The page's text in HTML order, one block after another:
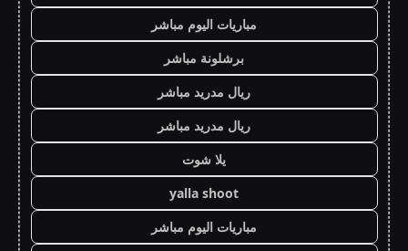
مباريات اليوم مباشر
برشلونة مباشر
ريال مدريد مباشر
ريال مدريد مباشر
يلا شوت
yalla shoot
مباريات اليوم مباشر